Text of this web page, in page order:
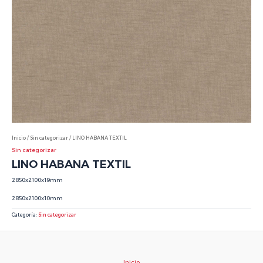
Inicio / Sin categorizar / LINO HABANA TEXTIL
Sin categorizar
LINO HABANA TEXTIL
2850x2100x19mm
2850x2100x10mm
Categoría: Sin categorizar